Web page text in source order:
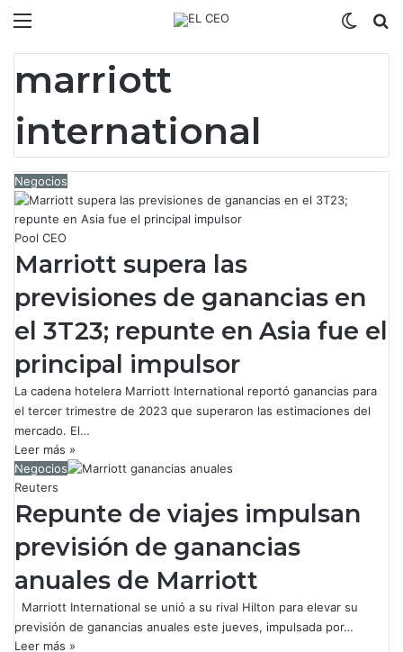
marriott
international
Negocios
Pool CEO
Marriott supera las
previsiones de ganancias en
el 3T23; repunte en Asia fue el
principal impulsor
La cadena hotelera Marriott International reportó ganancias para
el tercer trimestre de 2023 que superaron las estimaciones del
mercado. El…
Leer más »
Negocios
Reuters
Repunte de viajes impulsan
previsión de ganancias
anuales de Marriott
Marriott International se unió a su rival Hilton para elevar su
previsión de ganancias anuales este jueves, impulsada por…
Leer más »